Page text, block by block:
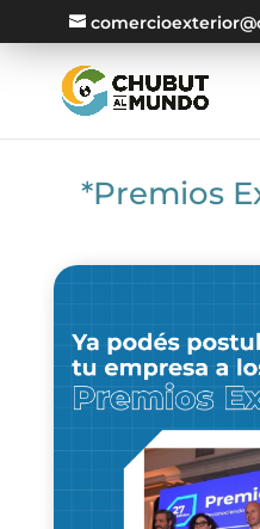
*Premios